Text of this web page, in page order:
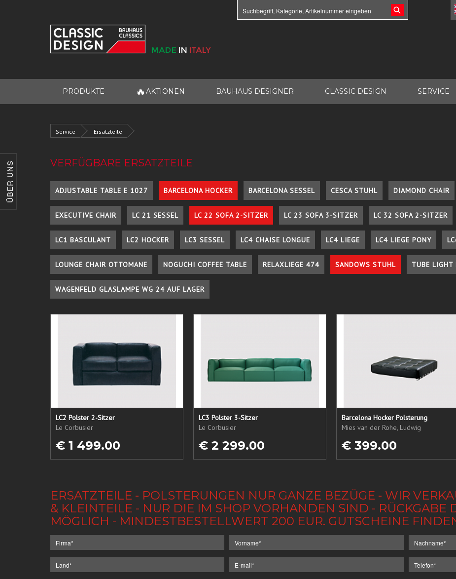
ÜBER UNS
PRODUKTE 🔥 AKTIONEN BAUHAUS DESIGNER CLASSIC DESIGN SERVICE
Service Ersatzteile
VERFÜGBARE ERSATZTEILE
ADJUSTABLE TABLE E 1027 BARCELONA HOCKER BARCELONA SESSEL CESCA STUHL DIAMOND CHAIR
EXECUTIVE CHAIR LC 21 SESSEL LC 22 SOFA 2-SITZER LC 23 SOFA 3-SITZER LC 32 SOFA 2-SITZER
LC1 BASCULANT LC2 HOCKER LC3 SESSEL LC4 CHAISE LONGUE LC4 LIEGE LC4 LIEGE PONY
LOUNGE CHAIR OTTOMANE NOGUCHI COFFEE TABLE RELAXLIEGE 474 SANDOWS STUHL TUBE LIGHT
WAGENFELD GLASLAMPE WG 24 AUF LAGER
LC2 Polster 2-Sitzer
Le Corbusier
€ 1 499.00
LC3 Polster 3-Sitzer
Le Corbusier
€ 2 299.00
Barcelona Hocker Polsterung
Mies van der Rohe, Ludwig
€ 399.00
ERSATZTEILE - POLSTERUNGEN NUR GANZE BEZÜGE - WIR
& KLEINTEILE - NUR DIE IM SHOP VORHANDEN SIND - RÜCKGABE
MÖGLICH - MINDESTBESTELLWERT 200 EUR. GUTSCHEINE